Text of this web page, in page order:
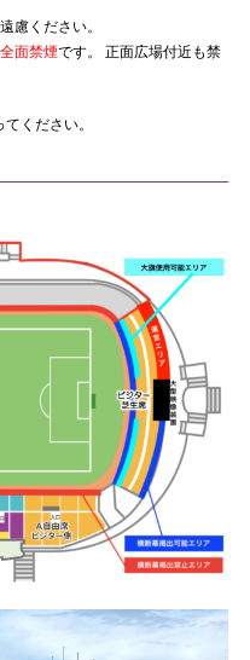
慮ください。
面禁煙です。 正面広場付近も禁
ください。